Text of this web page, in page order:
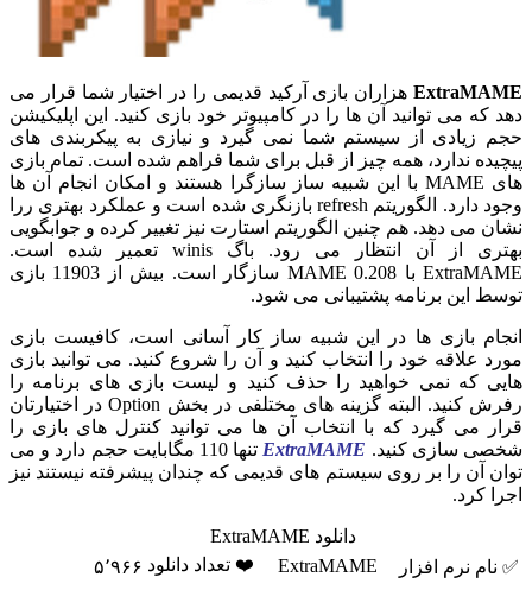
ExtraMAME هزاران بازی آرکید قدیمی را در اختیار شما قرار می
دهد که می توانید آن ها را در کامپیوتر خود بازی کنید. این اپلیکیشن
حجم زیادی از سیستم شما نمی گیرد و نیازی به پیکربندی های
پیچیده ندارد، همه چیز از قبل برای شما فراهم شده است. تمام بازی
های MAME با این شبیه ساز سازگرا هستند و امکان انجام آن ها
وجود دارد. الگوریتم refresh بازنگری شده است و عملکرد بهتری ررا
نشان می دهد. هم چنین الگوریتم استارت نیز تغییر کرده و جوابگویی
بهتری از آن انتظار می رود. باگ winis تعمیر شده است.
ExtraMAME با MAME 0.208 سازگار است. بیش از 11903 بازی
توسط این برنامه پشتیبانی می شود.
انجام بازی ها در این شبیه ساز کار آسانی است، کافیست بازی
مورد علاقه خود را انتخاب کنید و آن را شروع کنید. می توانید بازی
هایی که نمی خواهید را حذف کنید و لیست بازی های برنامه را
رفرش کنید. البته گزینه های مختلفی در بخش Option در اختیارتان
قرار می گیرد که با انتخاب آن ها می توانید کنترل های بازی را
شخصی سازی کنید. ExtraMAME
تنها 110 مگابایت حجم دارد و می
توان آن را بر روی سیستم های قدیمی که چندان پیشرفته نیستند نیز
اجرا کرد.
دانلود ExtraMAME
✅ نام نرم افزار
ExtraMAME ❤️ تعداد دانلود ۵٬۹۶۶